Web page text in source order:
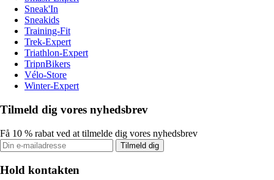
Sneak'In
Sneakids
Training-Fit
Trek-Expert
Triathlon-Expert
TripnBikers
Vélo-Store
Winter-Expert
Tilmeld dig vores nyhedsbrev
Få 10 % rabat ved at tilmelde dig vores nyhedsbrev
Tilmeld dig
Hold kontakten